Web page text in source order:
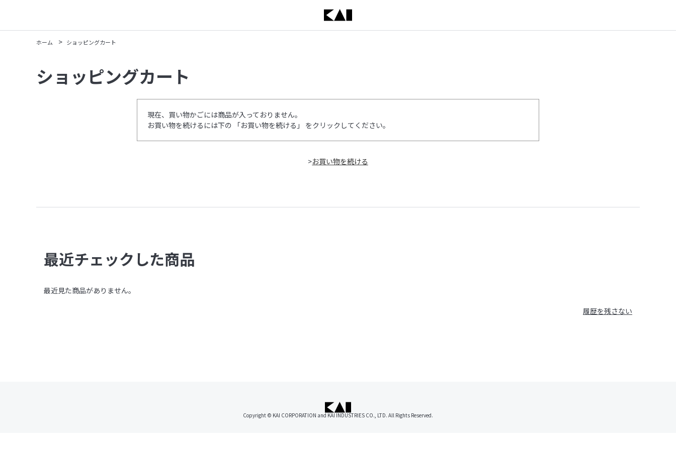
ホーム > ショッピングカート
ショッピングカート
現在、買い物かごには商品が入っておりません。
お買い物を続けるには下の 「お買い物を続ける」 をクリックしてください。
>
最近チェックした商品
最近見た商品がありません。
履歴を残さない
Copyright © KAI CORPORATION and KAI INDUSTRIES CO., LTD. All Rights Reserved.